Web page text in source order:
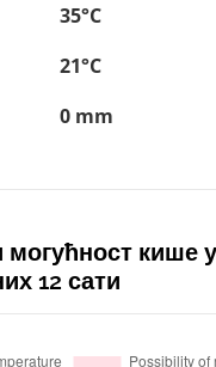
35°C
21°C
0 mm
могућност кише
12 сати